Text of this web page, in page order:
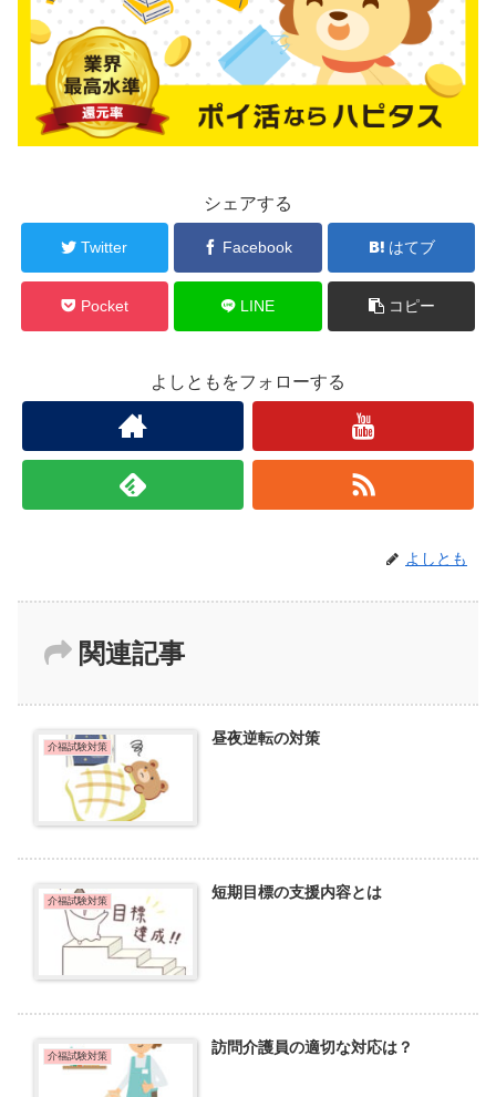
シェアする
Twitter Facebook はてブ
Pocket LINE コピー
よしともをフォローする
よしとも
関連記事
介福試験対策 昼夜逆転の対策
介福試験対策 短期目標の支援内容とは
介福試験対策 訪問介護員の適切な対応は？